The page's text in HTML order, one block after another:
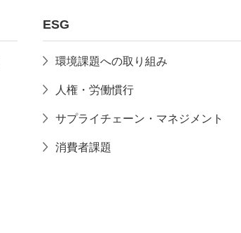
ESG
環境課題への取り組み
人権・労働慣行
サプライチェーン・マネジメント
消費者課題